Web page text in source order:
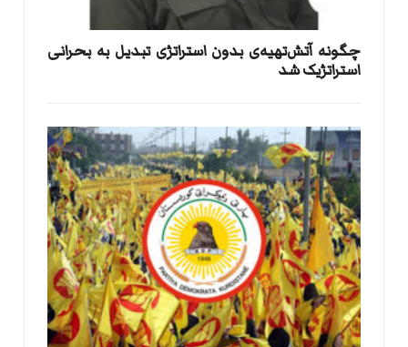
​چگونه آتش‌تهیه‌ی بدون استراتژی تبدیل به بحرانی
استراتژیک شد